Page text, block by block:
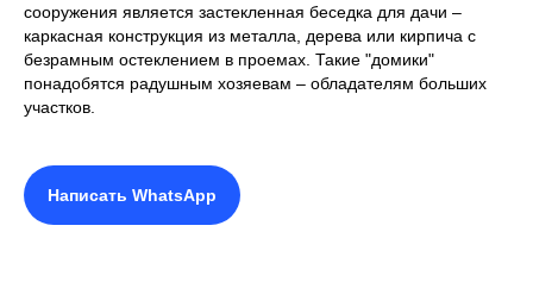
сооружения является застекленная беседка для дачи –
каркасная конструкция из металла, дерева или кирпича с
безрамным остеклением в проемах. Такие "домики"
понадобятся радушным хозяевам – обладателям больших
участков.
Написать WhatsApp